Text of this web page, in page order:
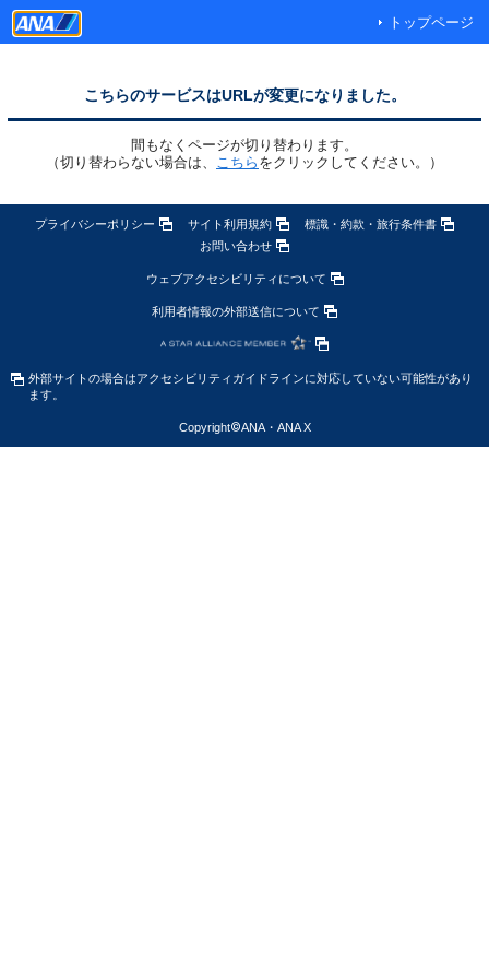
トップページ
こちらのサービスはURLが変更になりました。
間もなくページが切り替わります。
（切り替わらない場合は、
こちら をクリックしてください。）
プライバシーポリシー サイト利用規約
標識・約款・旅行条件書
お問い合わせ
ウェブアクセシビリティについて
利用者情報の外部送信について
外部サイトの場合はアクセシビリティガイドラインに対応していない可能性があり
ます。
Copyright©ANA・ANA X